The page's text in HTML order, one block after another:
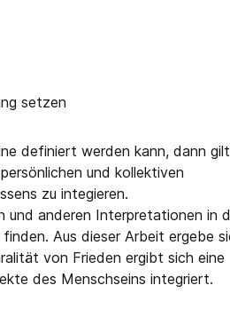
setzen
definiert werden kann, dann
und kollektiven
zu integieren.
und anderen Interpretationen in
Aus dieser Arbeit ergebe
von Frieden ergibt sich eine
des Menschseins integriert.